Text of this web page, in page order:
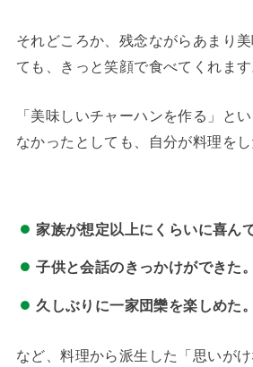
それどころか、残念ながらあまり
ても、きっと笑顔で食べてくれます
「美味しいチャーハンを作る」と
なかったとしても、自分が料理を
家族が想定以上にくらいに喜ん
子供と会話のきっかけができた。
久しぶりに一家団欒を楽しめた。
など、料理から派生した「思いが